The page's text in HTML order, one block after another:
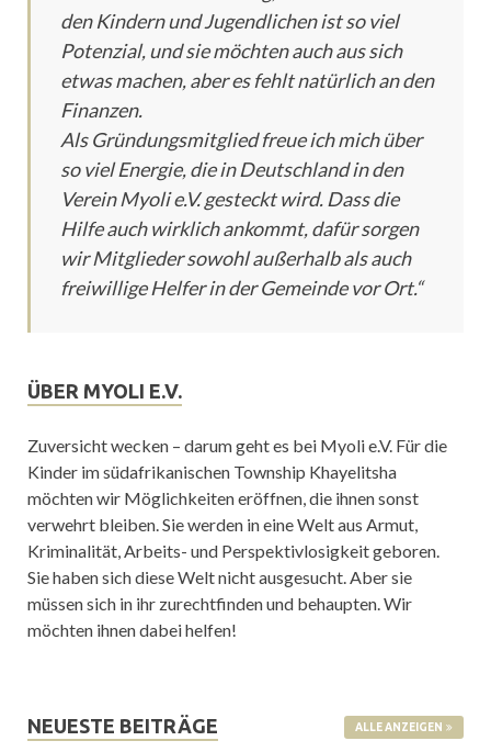
den Kindern und Jugendlichen ist so viel
Potenzial, und sie möchten auch aus sich
etwas machen, aber es fehlt natürlich an den
Finanzen.
Als Gründungsmitglied freue ich mich über
so viel Energie, die in Deutschland in den
Verein Myoli e.V. gesteckt wird. Dass die
Hilfe auch wirklich ankommt, dafür sorgen
wir Mitglieder sowohl außerhalb als auch
freiwillige Helfer in der Gemeinde vor Ort.“
ÜBER MYOLI E.V.
Zuversicht wecken – darum geht es bei Myoli e.V. Für die
Kinder im südafrikanischen Township Khayelitsha
möchten wir Möglichkeiten eröffnen, die ihnen sonst
verwehrt bleiben. Sie werden in eine Welt aus Armut,
Kriminalität, Arbeits- und Perspektivlosigkeit geboren.
Sie haben sich diese Welt nicht ausgesucht. Aber sie
müssen sich in ihr zurechtfinden und behaupten. Wir
möchten ihnen dabei helfen!
NEUESTE BEITRÄGE ALLE ANZEIGEN